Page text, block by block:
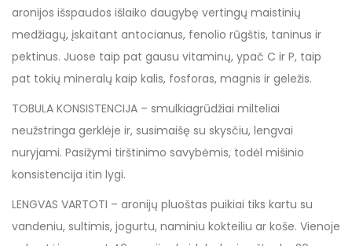
aronijos išspaudos išlaiko daugybę vertingų maistinių
medžiagų, įskaitant antocianus, fenolio rūgštis, taninus ir
pektinus. Juose taip pat gausu vitaminų, ypač C ir P, taip
pat tokių mineralų kaip kalis, fosforas, magnis ir geležis.
TOBULA KONSISTENCIJA – smulkiagrūdžiai milteliai
neužstringa gerklėje ir, susimaišę su skysčiu, lengvai
nuryjami. Pasižymi tirštinimo savybėmis, todėl mišinio
konsistencija itin lygi.
LENGVAS VARTOTI – aronijų pluoštas puikiai tiks kartu su
vandeniu, sultimis, jogurtu, naminiu kokteiliu ar koše. Vienoje